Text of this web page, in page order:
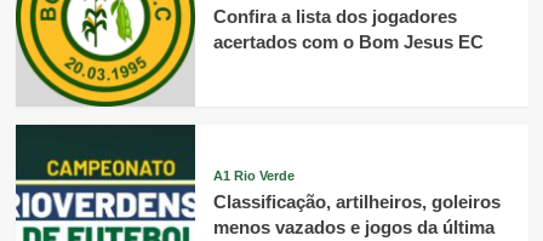
Confira a lista dos jogadores
acertados com o Bom Jesus EC
A1 Rio Verde
Classificação, artilheiros, goleiros
menos vazados e jogos da última